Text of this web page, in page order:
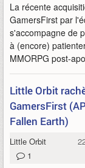
La récente
GamersFirst par
s'accompagne de
à (encore)
MMORPG post-
Little Orbit
GamersFirst
Fallen Earth)
Little Orbit
1